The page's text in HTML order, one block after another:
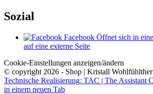
Sozial
Facebook Öffnet sich in
auf eine externe Seite
Cookie-Einstellungen anzeigen/ändern
© copyright 2026 - Shop | Kristall
Technische Realisierung: TAC | The Assistant
in einem neuen Tab